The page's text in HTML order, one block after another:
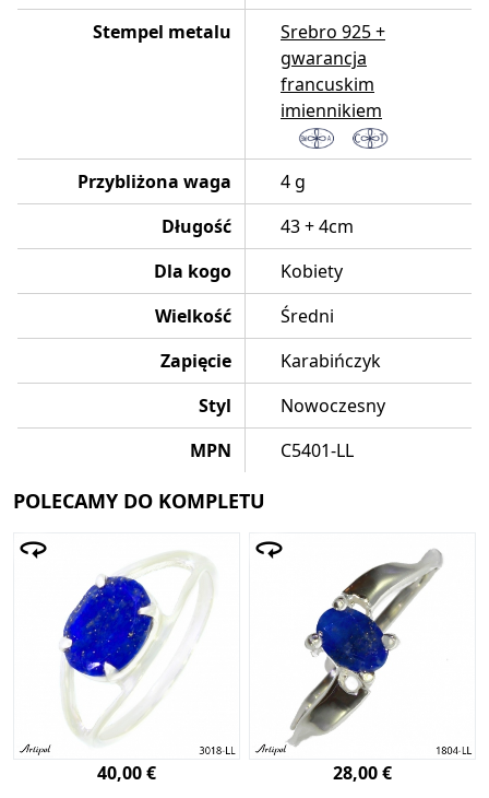
Stempel metalu
Srebro 925 +
gwarancja
francuskim
imiennikiem
Przybliżona waga
4 g
Długość
43 + 4cm
Dla kogo
Kobiety
Wielkość
Średni
Zapięcie
Karabińczyk
Styl
Nowoczesny
MPN
C5401-LL
POLECAMY DO KOMPLETU
40,00 € 28,00 €